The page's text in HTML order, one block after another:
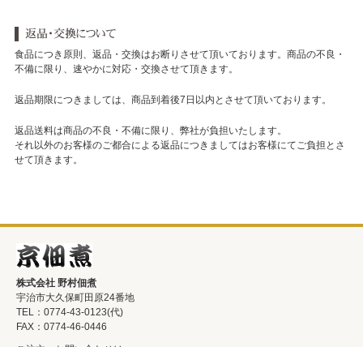
食品につき原則、返品・交換はお断りさせて頂いております。商品の不良・
不備に限り、速やかに対応・交換させて頂きます。
返品期限につきましては、商品到着後7日以内とさせて頂いております。
返品送料は商品の不良・不備に限り、弊社が負担いたします。
それ以外のお客様のご都合による返品につきましてはお客様にてご負担とさ
せて頂きます。
株式会社 野村佃煮
宇治市大久保町田原24番地
TEL：0774-43-0123(代)
FAX：0774-46-0446